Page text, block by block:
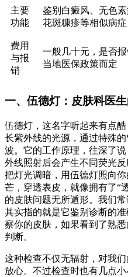
主要
功能
鉴别白癜风、无色素
花斑糠疹等相似病症
费用
与报
销
一般几十元，是否
当地医保政策而定
一、伍德灯：皮肤科医
伍德灯，这名字听起来有点
长紫外线的光源，通过特殊的
波。它的工作原理，往深了
外线照射后会产生不同荧光
把灯光调暗，用伍德灯照向
芒，穿透表皮，就像拥有了“
的皮肤问题无所遁形。我们
其实指的就是它鉴别诊断的
察你的皮肤，如果看到了熟
判断。
这种检查不仅无辐射，对我
放心。不过检查时也有几点